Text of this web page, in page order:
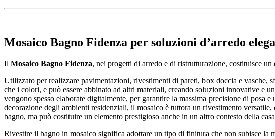
Mosaico Bagno Fidenza per soluzioni d’arredo
Il Mosaico Bagno Fidenza, nei progetti di arredo e di ristrutturazione, costituisce un
Utilizzato per realizzare pavimentazioni, rivestimenti di pareti, box doccia e
che i colori, e può essere abbinato ad altri materiali, creando soluzioni innovative e
vengono spesso elaborate digitalmente, per garantire la massima precisione di
decorazione degli ambienti residenziali, il mosaico è tuttora un rivestimento
bagno, ma può costituire un elemento prestigioso anche in un altro contesto della
Rivestire il bagno in mosaico significa adottare un tipo di finitura che non subisce la